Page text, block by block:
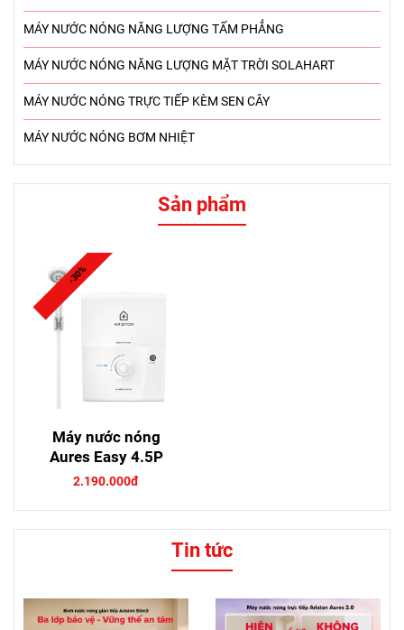
MÁY NƯỚC NÓNG NĂNG LƯỢNG TẤM PHẲNG
MÁY NƯỚC NÓNG NĂNG LƯỢNG MẶT TRỜI SOLAHART
MÁY NƯỚC NÓNG TRỰC TIẾP KÈM SEN CÂY
MÁY NƯỚC NÓNG BƠM NHIỆT
Sản phẩm
Máy nước nóng
Aures Easy 4.5P
2.190.000đ
-30%
Tin tức